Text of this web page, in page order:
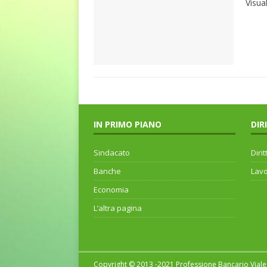
IN PRIMO PIANO
Sindacato
Banche
Economia
L’altra pagina
Copyright © 2013 -2021 Professione Bancario